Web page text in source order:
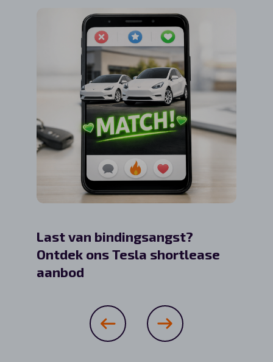
Last van bindingsangst?
Ontdek ons Tesla shortlease
aanbod